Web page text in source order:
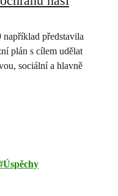
představila
plán s cílem udělat
sociální a hlavně
Úspěchy